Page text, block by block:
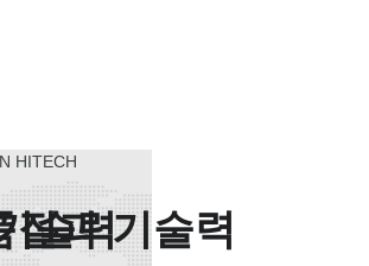
술력
HITECH
질과 기술력